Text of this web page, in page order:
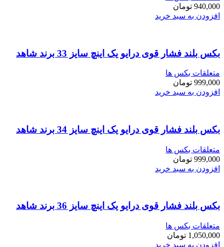
940,000 تومان
افزودن به سبد خرید
بکس بلند فشار قوی درایو یک اینچ سایز 33 برند شاهد
متعلقات بکس ها
999,000 تومان
افزودن به سبد خرید
بکس بلند فشار قوی درایو یک اینچ سایز 34 برند شاهد
متعلقات بکس ها
999,000 تومان
افزودن به سبد خرید
بکس بلند فشار قوی درایو یک اینچ سایز 36 برند شاهد
متعلقات بکس ها
1,050,000 تومان
افزودن به سبد خرید